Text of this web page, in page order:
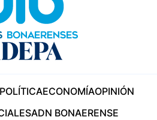
POLÍTICAECONOMÍAOPINIÓN
ADN BONAERENSE